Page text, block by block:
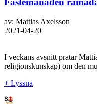
av: Mattias Axelsson
2021-04-20
I veckans avsnitt pratar
religionskunskap) om den
+ Lyssna